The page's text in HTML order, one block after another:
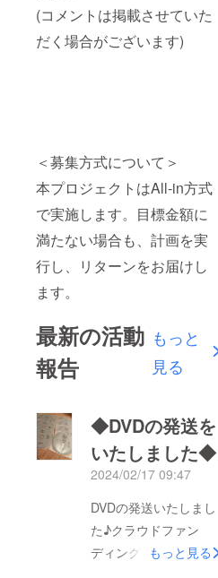
(コメントは掲載させていた
だく場合がございます)
＜募集方式について＞
本プロジェクトはAll-in方式
で実施します。目標金額に
満たない場合も、計画を実
行し、リターンをお届けし
ます。
最新の活動
報告
もっと
見る
◆DVDの発送を
いたしました◆
2024/02/17 09:47
DVDの発送いたしまし
た♪クラウドファン
ディングご支援頂きま
もっと見る